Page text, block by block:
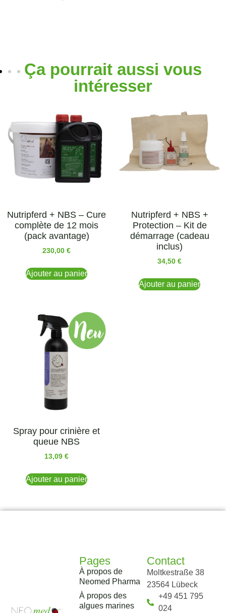
Ça pourrait aussi vous
intéresser
Nutripferd + NBS – Cure
complète de 12 mois
(pack avantage)
230,00 €
Ajouter au panier
Nutripferd + NBS +
Protection – Kit de
démarrage (cadeau
inclus)
34,50 €
Ajouter au panier
Spray pour crinière et
queue NBS
13,09 €
Ajouter au panier
Pages
À propos de
Neomed Pharma
À propos des
algues marines
Contact
Moltkestraße 38
23564 Lübeck
+49 451 795
024